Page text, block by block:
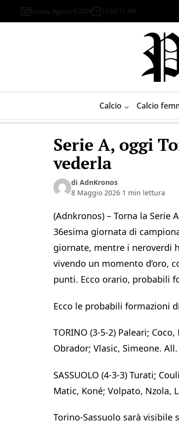
to
sabato, Agosto 8 2026 11 :00:11 AM
Sport
Calcio Calcio
Serie A, oggi
vederla
di AdnKronos
8 Maggio 2026 1 min lettura
(Adnkronos) – Torna la Serie
36esima giornata di
giornate, mentre i neroverdi
vivendo un momento d’oro,
punti. Ecco orario, probabili
Ecco le probabili formazioni
TORINO (3-5-2) Paleari;
Obrador; Vlasic, Simeone. All.
SASSUOLO (4-3-3) Turati;
Matic, Koné; Volpato, Nzola,
Torino-Sassuolo sarà visibile